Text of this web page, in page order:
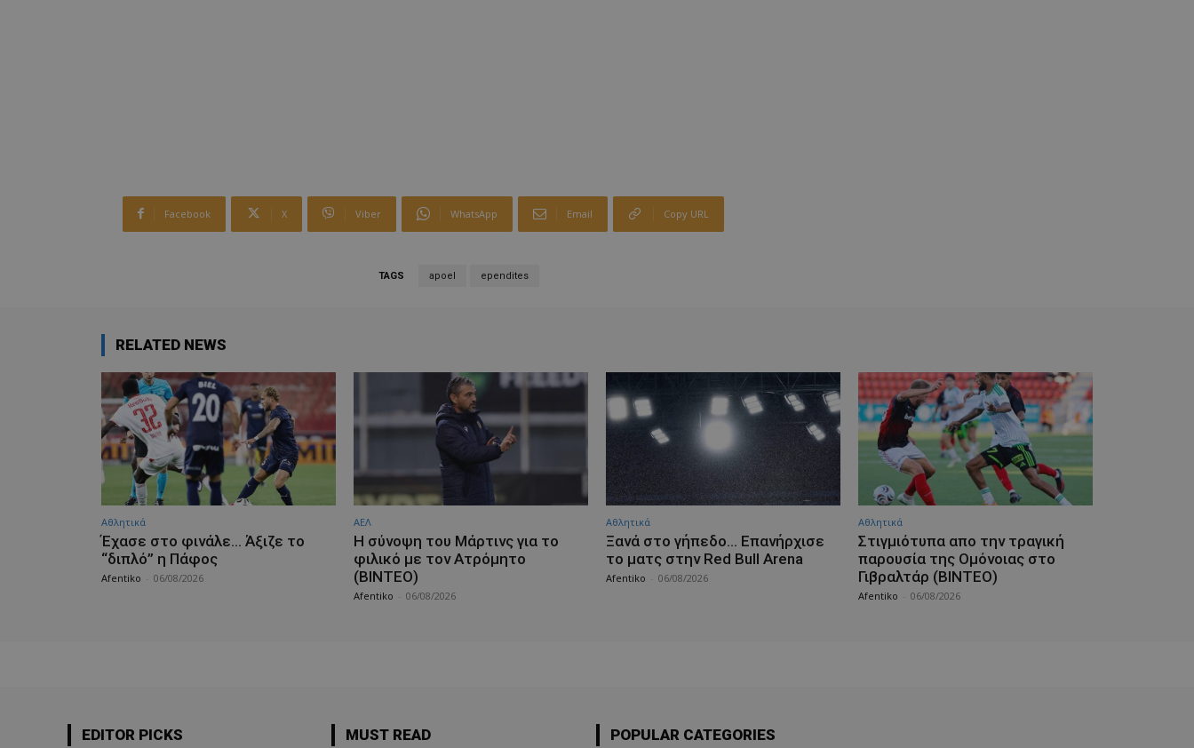
Facebook X Viber WhatsApp Email Copy URL
TAGS apoel ependites
RELATED NEWS
Αθλητικά
Έχασε στο φινάλε… Άξιζε το
“διπλό” η Πάφος
Afentiko 06/08/2026
ΑΕΛ
H σύνοψη του Μάρτινς για το
φιλικό με τον Ατρόμητο
(ΒΙΝΤΕΟ)
Afentiko 06/08/2026
Αθλητικά
Ξανά στο γήπεδο… Επανήρχισε
το ματς στην Red Bull Arena
Afentiko 06/08/2026
Αθλητικά
Στιγμιότυπα απο την τραγική
παρουσία της Ομόνοιας στο
Γιβραλτάρ (ΒΙΝΤΕΟ)
Afentiko 06/08/2026
EDITOR PICKS MUST READ POPULAR CATEGORIES